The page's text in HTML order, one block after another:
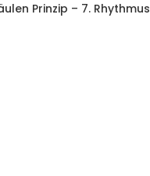
Prinzip – 7. Rhythmus